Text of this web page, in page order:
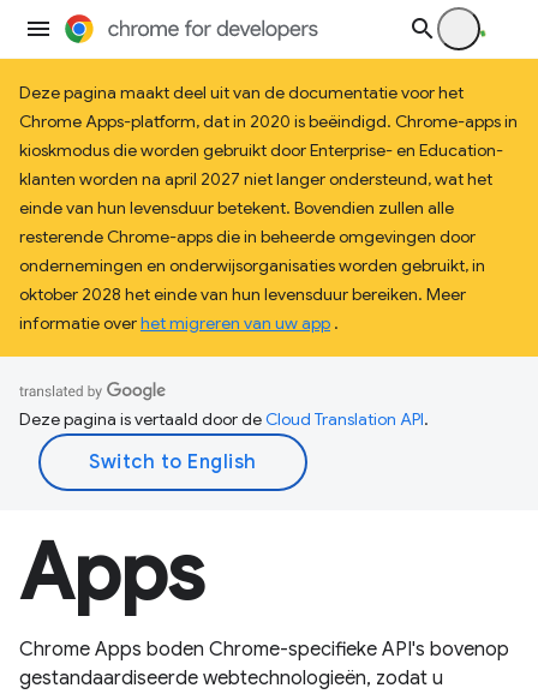
Deze pagina maakt deel uit van de documentatie voor het
Chrome Apps-platform, dat in 2020 is beëindigd. Chrome-apps in
kioskmodus die worden gebruikt door Enterprise- en Education-
klanten worden na april 2027 niet langer ondersteund, wat het
einde van hun levensduur betekent. Bovendien zullen alle
resterende Chrome-apps die in beheerde omgevingen door
ondernemingen en onderwijsorganisaties worden gebruikt, in
oktober 2028 het einde van hun levensduur bereiken. Meer
informatie overhet migreren van uw app .
Deze pagina is vertaald door deCloud Translation API.
Apps
Chrome Apps boden Chrome-specifieke API's bovenop
gestandaardiseerde webtechnologieën, zodat u